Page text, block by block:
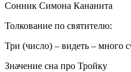
Сонник Симона Кананита
Толкование по святителю:
Три (число) – видеть – много
Значение сна про Тройку